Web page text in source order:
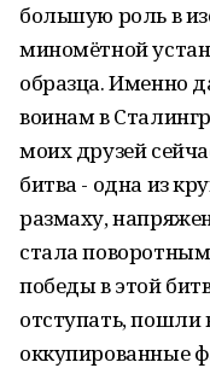
большую роль в
миномётной
образца. Именно
воинам в
моих друзей
битва - одна из
размаху,
стала
победы в этой
отступать, пошли
оккупированные